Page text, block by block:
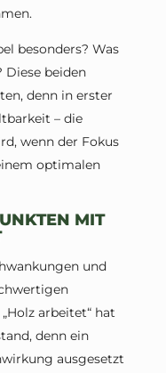
besonders? Was
beiden
denn in erster
– die
wenn der Fokus
optimalen
MIT
und
arbeitet“ hat
denn ein
ausgesetzt